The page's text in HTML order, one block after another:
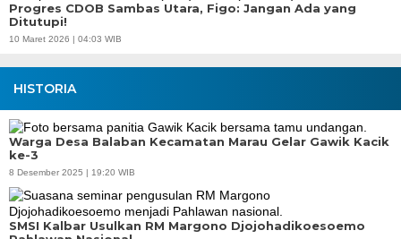
Progres CDOB Sambas Utara, Figo: Jangan Ada yang
Ditutupi!
10 Maret 2026 | 04:03 WIB
HISTORIA
Warga Desa Balaban Kecamatan Marau Gelar Gawik Kacik
ke-3
8 Desember 2025 | 19:20 WIB
SMSI Kalbar Usulkan RM Margono Djojohadikoesoemo